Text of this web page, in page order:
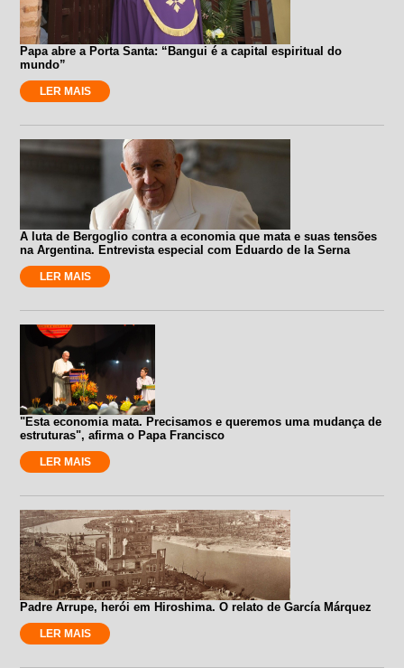
Papa abre a Porta Santa: “Bangui é a capital espiritual do
mundo”
LER MAIS
A luta de Bergoglio contra a economia que mata e suas tensões
na Argentina. Entrevista especial com Eduardo de la Serna
LER MAIS
"Esta economia mata. Precisamos e queremos uma mudança de
estruturas", afirma o Papa Francisco
LER MAIS
Padre Arrupe, herói em Hiroshima. O relato de García Márquez
LER MAIS